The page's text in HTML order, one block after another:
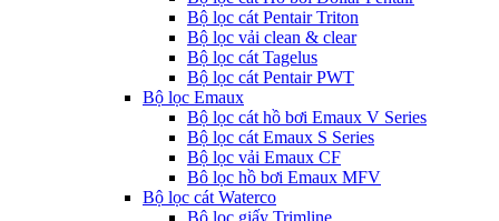
Bộ lọc cát Pentair Triton
Bộ lọc vải clean & clear
Bộ lọc cát Tagelus
Bộ lọc cát Pentair PWT
Bộ lọc Emaux
Bộ lọc cát hồ bơi Emaux V Series
Bộ lọc cát Emaux S Series
Bộ lọc vải Emaux CF
Bô lọc hồ bơi Emaux MFV
Bộ lọc cát Waterco
Bộ lọc giấy Trimline